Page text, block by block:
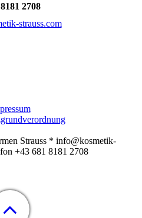
2708
strauss.com
Strauss * info@kosmetik-
+43 681 8181 2708